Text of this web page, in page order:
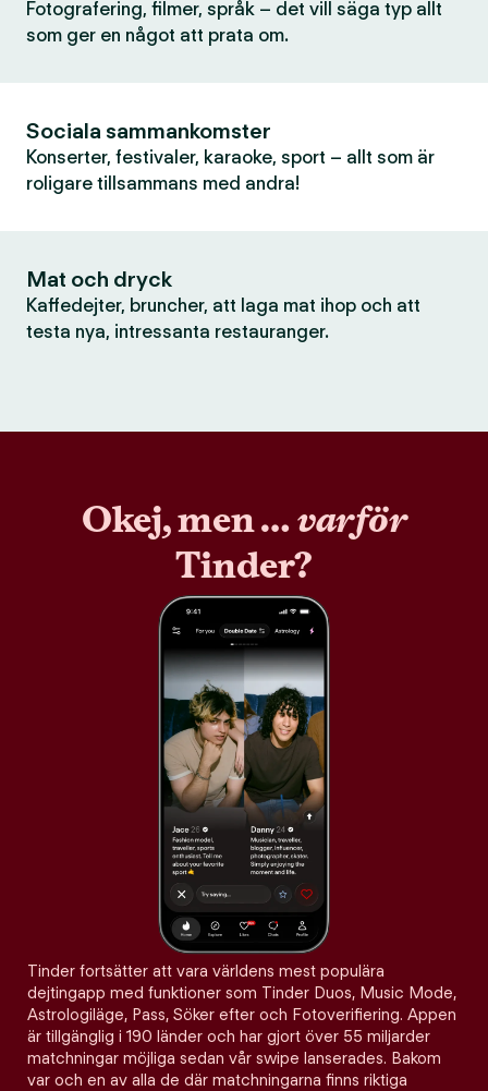
Fotografering, filmer, språk – det vill säga typ allt
som ger en något att prata om.
Sociala sammankomster
Konserter, festivaler, karaoke, sport – allt som är
roligare tillsammans med andra!
Mat och dryck
Kaffedejter, bruncher, att laga mat ihop och att
testa nya, intressanta restauranger.
Okej, men …varför
Tinder?
Tinder fortsätter att vara världens mest populära
dejtingapp med funktioner som Tinder Duos, Music Mode,
Astrologiläge, Pass, Söker efter och Fotoverifiering. Appen
är tillgänglig i 190 länder och har gjort över 55 miljarder
matchningar möjliga sedan vår swipe lanserades. Bakom
var och en av alla de där matchningarna finns riktiga